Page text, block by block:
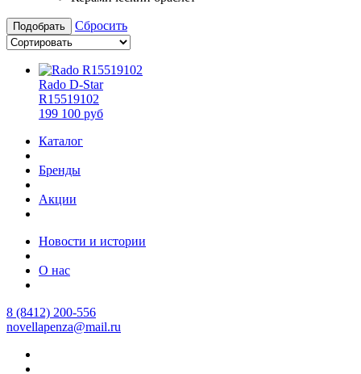
Подобрать Сбросить
Rado D-Star
R15519102
199 100 руб
Каталог
Бренды
Акции
Новости и истории
О нас
8 (8412) 200-556
novellapenza@mail.ru